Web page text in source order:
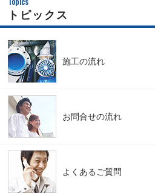
トピックス
施工の流れ
お問合せの流れ
よくあるご質問